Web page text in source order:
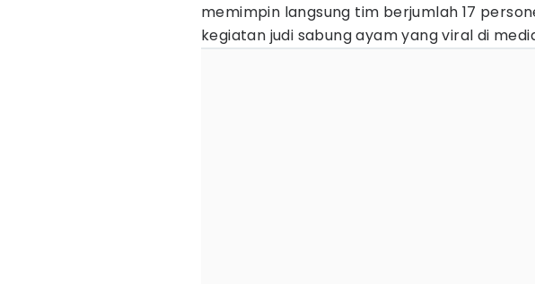
memimpin langsung tim berjumlah 17
kegiatan judi sabung ayam yang viral di